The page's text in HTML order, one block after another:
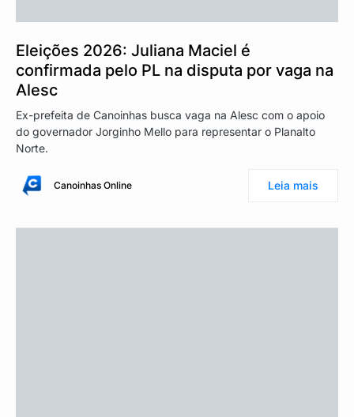
Eleições 2026: Juliana Maciel é
confirmada pelo PL na disputa por vaga na
Alesc
Ex-prefeita de Canoinhas busca vaga na Alesc com o apoio
do governador Jorginho Mello para representar o Planalto
Norte.
Canoinhas Online Leia mais